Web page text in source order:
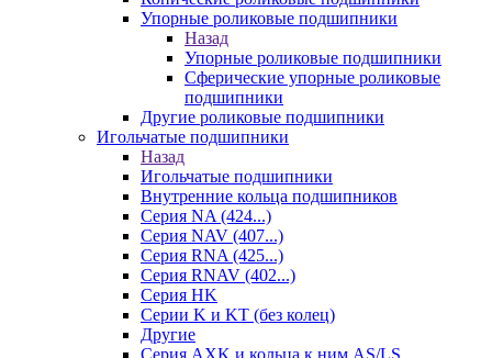
Упорные роликовые подшипники
Назад
Упорные роликовые подшипники
Сферические упорные роликовые
подшипники
Другие роликовые подшипники
Игольчатые подшипники
Назад
Игольчатые подшипники
Внутренние кольца подшипников
Серия NA (424...)
Серия NAV (407...)
Серия RNA (425...)
Серия RNAV (402...)
Серия HK
Серии K и KT (без колец)
Другие
Серия AXK и кольца к ним AS/LS